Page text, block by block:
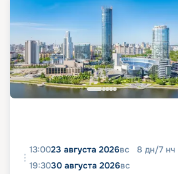
13:0023 августа 2026вс 8 дн/7 нч
19:3030 августа 2026вс